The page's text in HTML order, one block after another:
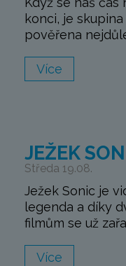
konci, je
pověřena
Více
JEŽEK
Středa 19.08.
Ježek Sonic je
legenda a díky
filmům se už
Více